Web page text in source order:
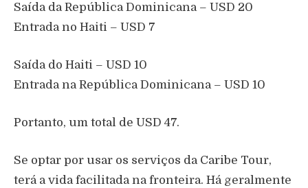
Saída da República Dominicana – USD 20
Entrada no Haiti – USD 7
Saída do Haiti – USD 10
Entrada na República Dominicana – USD 10
Portanto, um total de USD 47.
Se optar por usar os serviços da Caribe Tour,
terá a vida facilitada na fronteira. Há geralmente